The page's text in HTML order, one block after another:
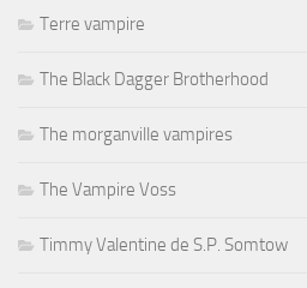
Terre vampire
The Black Dagger Brotherhood
The morganville vampires
The Vampire Voss
Timmy Valentine de S.P. Somtow